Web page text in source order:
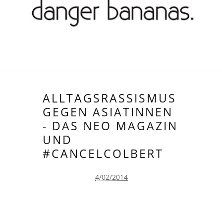
ALLTAGSRASSISMUS
GEGEN ASIATINNEN
- DAS NEO MAGAZIN
UND
#CANCELCOLBERT
4/02/2014